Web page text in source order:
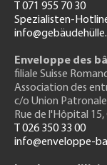
T 071 955 70 30
Spezialisten-
Enveloppe des
filiale Suisse
Association des
c/o Union
Rue de l'Hôpital 15,
T 026 350 33 00
info@enveloppe-